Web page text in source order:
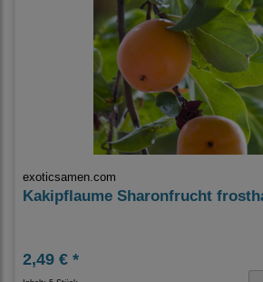
exoticsamen.com
Kakipflaume Sharonfrucht
2,49 € *